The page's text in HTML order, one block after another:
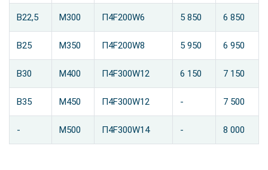
В22,5 М300 П4F200W6 5 850 6 850
В25 М350 П4F200W8 5 950 6 950
В30 М400 П4F300W12 6 150 7 150
В35 М450 П4F300W12 - 7 500
- М500 П4F300W14 - 8 000